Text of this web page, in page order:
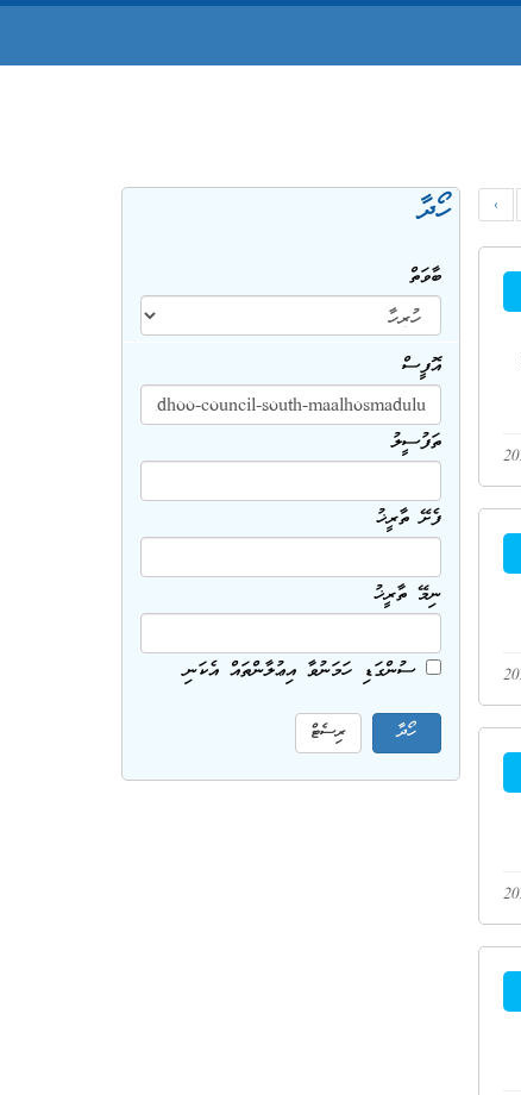
ހޯދާ
ބާވަތް
އޮފީސް
ތަފުސީލު
ފެށޭ ތާރީޚު
ނިމޭ ތާރީޚު
ސުންގަޑި ހަމަނުވާ އިޢުލާންތައް އެކަނި
‹